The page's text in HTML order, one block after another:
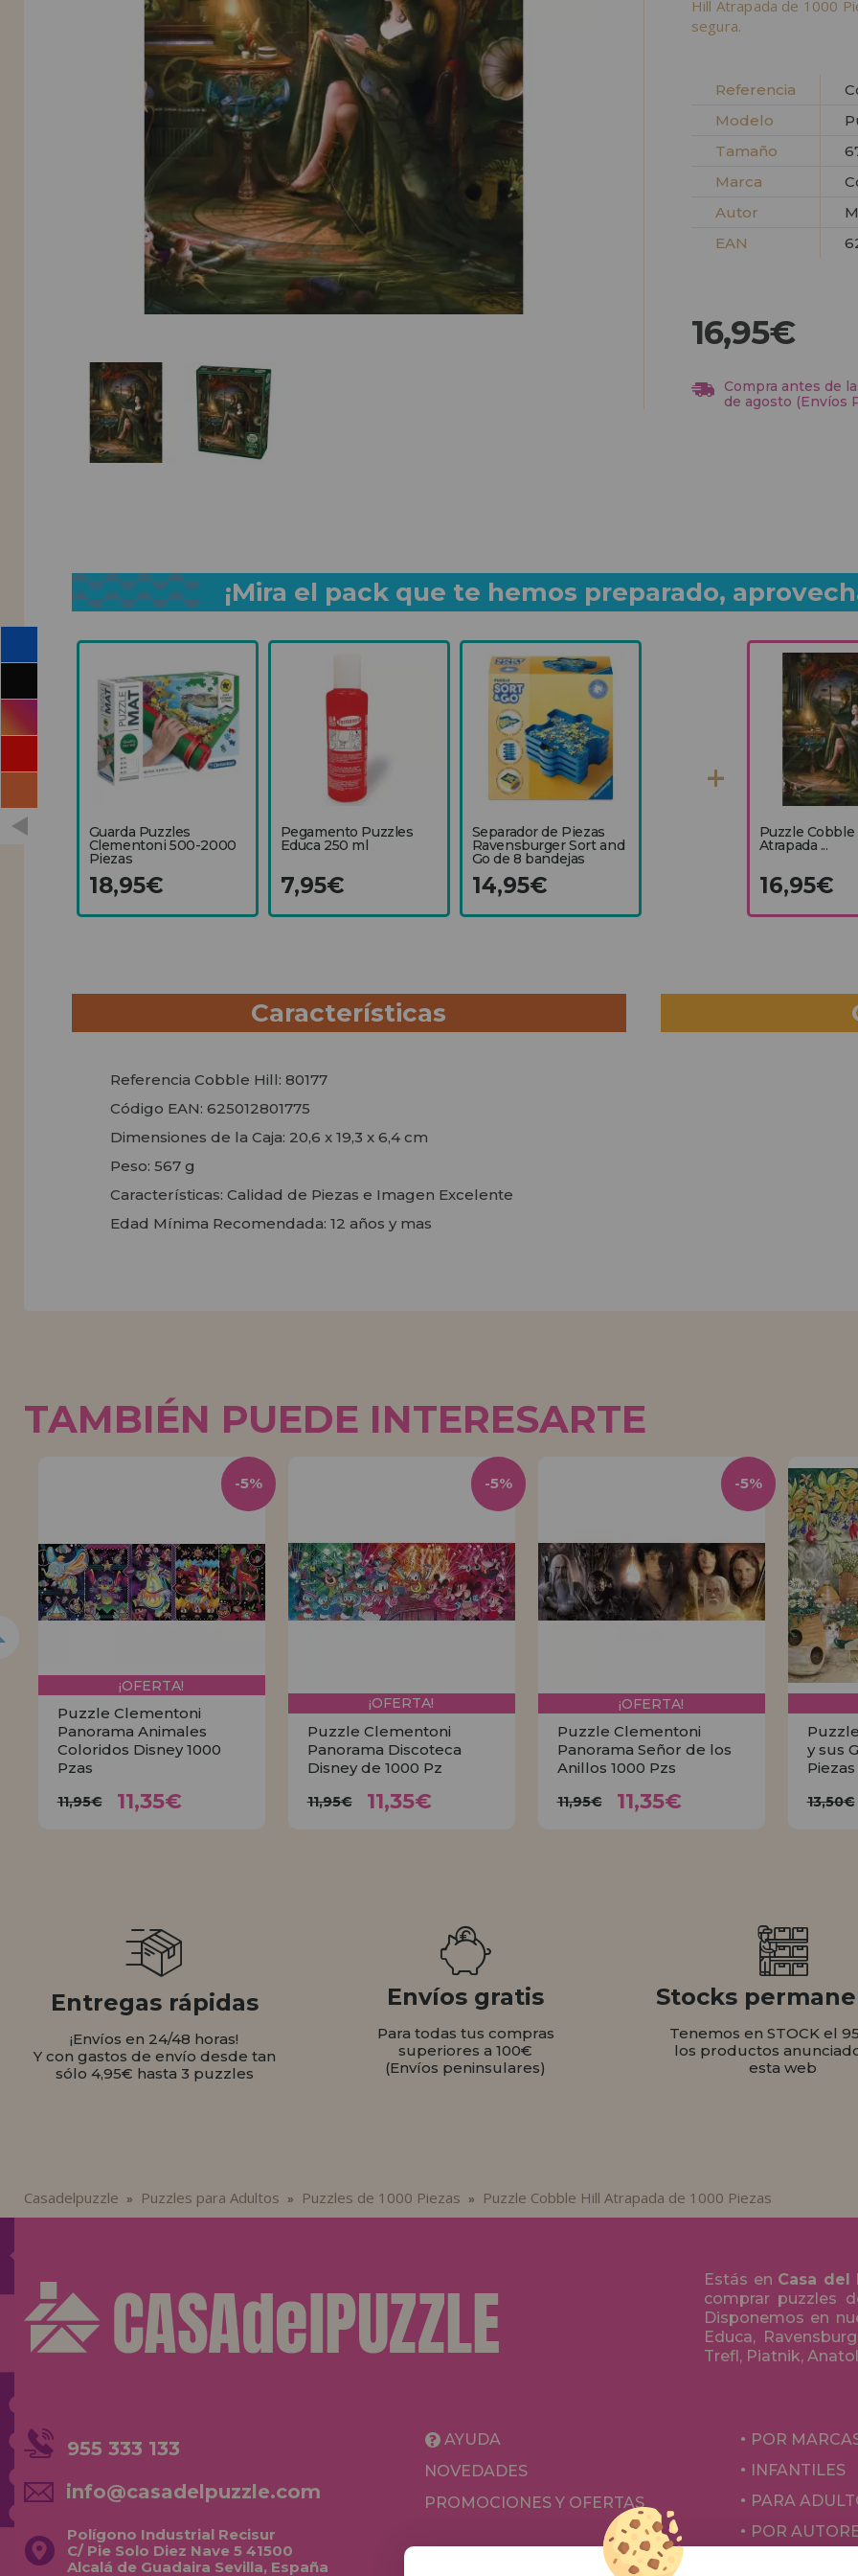
INFORMACIÓN
955 333 133
info@casadelpuzzle.com
Hill Atrapada de 1000
segura.
Referencia
Modelo
Tamaño
Marca
Autor
EAN
16,95€
Compra antes de
de agosto (Envíos
¡Mira el pack que te hemos preparado,
Guarda Puzzles
Clementoni 500-2000
Piezas
18,95€
Pegamento Puzzles
Educa 250 ml
7,95€
Separador de Piezas
Ravensburger Sort and
Go de 8 bandejas
14,95€
Puzzle Cobble
Atrapada ...
16,95€
Características
Referencia Cobble Hill: 80177
Código EAN: 625012801775
Dimensiones de la Caja: 20,6 x 19,3 x 6,4 cm
Peso: 567 g
Características: Calidad de Piezas e Imagen Excelente
Edad Mínima Recomendada: 12 años y mas
TAMBIÉN PUEDE INTERESARTE
¡OFERTA!
Puzzle Clementoni
Panorama Animales
Coloridos Disney 1000
Pzas
11,95€ 11,35€
-5%
¡OFERTA!
Puzzle Clementoni
Panorama Discoteca
Disney de 1000 Pz
11,95€ 11,35€
-5%
¡OFERTA!
Puzzle Clementoni
Panorama Señor de los
Anillos 1000 Pzs
11,95€ 11,35€
-5%
y sus
Piezas
13,50€
Entregas rápidas
¡Envíos en 24/48 horas!
Y con gastos de envío desde tan
sólo 4,95€ hasta 3 puzzles
Envíos gratis
Para todas tus compras
superiores a 100€
(Envíos peninsulares)
Stocks
Tenemos en STOCK el
los productos
esta web
Casadelpuzzle » Puzzles para Adultos » Puzzles de 1000 Piezas » Puzzle Cobble Hill Atrapada de 1000 Piezas
Estás en Casa del
comprar puzzles
Disponemos en
Educa,
Trefl, Piatnik,
955 333 133
info@casadelpuzzle.com
Polígono Industrial Recisur
C/ Pie Solo Diez Nave 5 41500
Alcalá de Guadaira Sevilla, España
AYUDA
NOVEDADES
PROMOCIONES Y OFERTAS
POR
INFANTILES
PARA
POR